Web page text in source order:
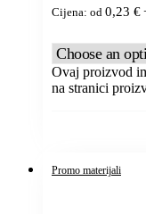
Cijena: od 0,23 €
Ovaj proizvod
na stranici
Promo materijali